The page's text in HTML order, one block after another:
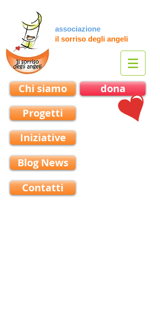
associazione
il sorriso degli angeli
Chi siamo
Progetti
dona
Iniziative
Blog News
Contatti